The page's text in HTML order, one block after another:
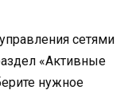
сетями
«Активные
нужное